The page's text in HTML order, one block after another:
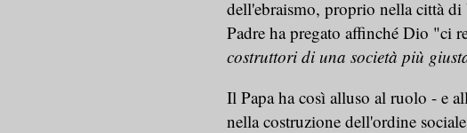
dell'ebraismo, proprio nella città
Padre ha pregato affinché Dio "ci
costruttori di una società più
Il Papa ha così alluso al ruolo - e
nella costruzione dell'ordine